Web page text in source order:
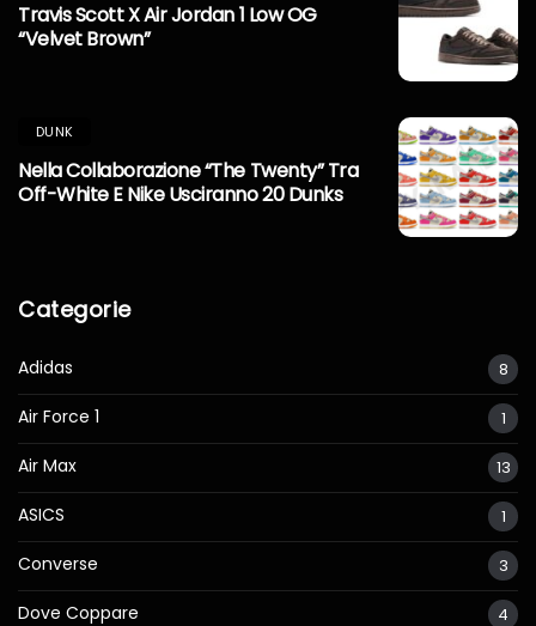
Travis Scott X Air Jordan 1 Low OG
“Velvet Brown”
DUNK
Nella Collaborazione “The Twenty” Tra
Off-White E Nike Usciranno 20 Dunks
Categorie
Adidas 8
Air Force 1 1
Air Max 13
ASICS 1
Converse 3
Dove Coppare 4